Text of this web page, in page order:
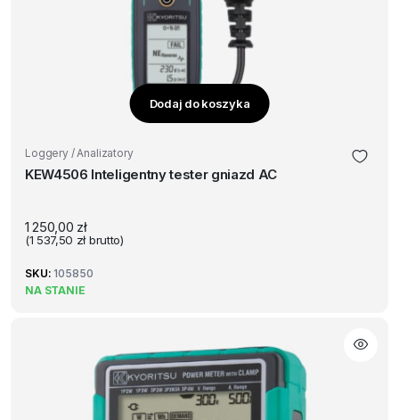
Dodaj do koszyka
Loggery / Analizatory
KEW4506 Inteligentny tester gniazd AC
1 250,00 zł
(1 537,50 złbrutto)
SKU: 105850
NA STANIE